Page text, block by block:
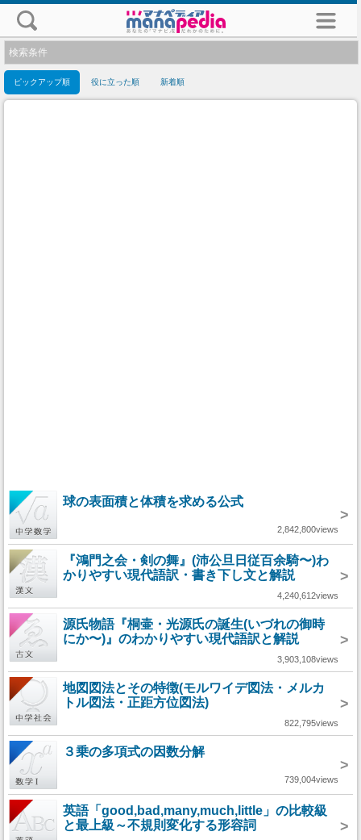
検索条件
ピックアップ順 役に立った順 新着順
球の表面積と体積を求める公式
>
2,842,800views
『鴻門之会・剣の舞』(沛公旦日従百余騎〜)わ
かりやすい現代語訳・書き下し文と解説
>
4,240,612views
源氏物語『桐壷・光源氏の誕生(いづれの御時
にか〜)』のわかりやすい現代語訳と解説
>
3,903,108views
地図図法とその特徴(モルワイデ図法・メルカ
トル図法・正距方位図法)
>
822,795views
３乗の多項式の因数分解
>
739,004views
英語「good,bad,many,much,little」の比較級
と最上級～不規則変化する形容詞
>